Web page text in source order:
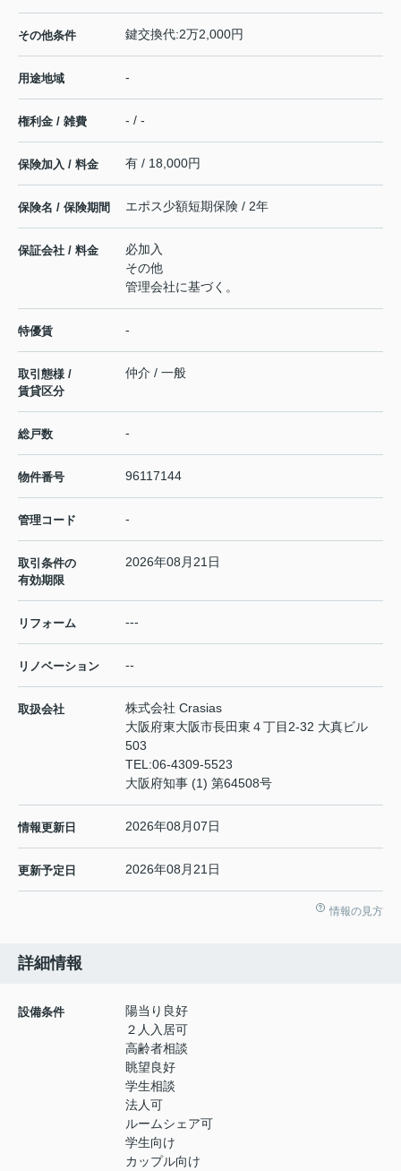
その他条件 鍵交換代:2万2,000円
用途地域 -
権利金 / 雑費 - / -
保険加入 / 料金 有 / 18,000円
保険名 / 保険期間 エポス少額短期保険 / 2年
保証会社 / 料金
必加入
その他
管理会社に基づく。
特優賃 -
取引態様 /
賃貸区分
仲介 / 一般
総戸数 -
物件番号 96117144
管理コード -
取引条件の
有効期限
2026年08月21日
リフォーム ---
リノベーション --
取扱会社
株式会社 Crasias
大阪府東大阪市長田東４丁目2-32 大真ビル
503
TEL:06-4309-5523
大阪府知事 (1) 第64508号
情報更新日 2026年08月07日
更新予定日 2026年08月21日
情報の見方
詳細情報
設備条件
陽当り良好
２人入居可
高齢者相談
眺望良好
学生相談
法人可
ルームシェア可
学生向け
カップル向け